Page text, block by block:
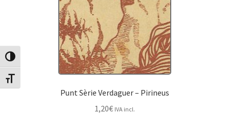
Canvia Alt Contrast
Canvia mida de lletra
Punt Sèrie Verdaguer – Pirineus
1,20€ IVA incl.